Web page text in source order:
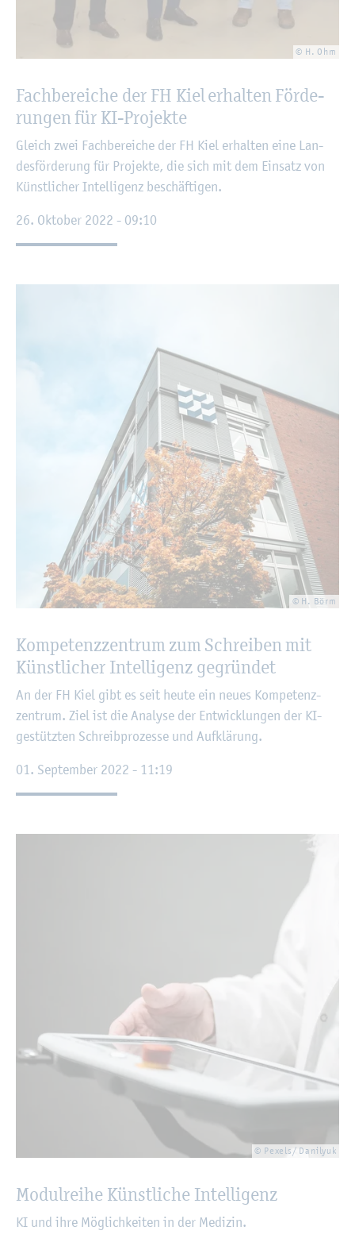
© H. Ohm
Fach­be­rei­che der FH Kiel er­hal­ten För­de­
run­gen für KI-Pro­jek­te
Gleich zwei Fach­be­rei­che der FH Kiel er­hal­ten eine Lan­
des­för­de­rung für Pro­jek­te, die sich mit dem Ein­satz von
Künst­li­cher In­tel­li­genz be­schäf­ti­gen.
26. Ok­to­ber 2022 - 09:10
© H. Börm
Kom­pe­tenz­zen­trum zum Schrei­ben mit
Künst­li­cher In­tel­li­genz ge­grün­det
An der FH Kiel gibt es seit heute ein neues Kom­pe­tenz­
zen­trum. Ziel ist die Ana­ly­se der Ent­wick­lun­gen der KI-
ge­stütz­ten Schreib­pro­zes­se und Auf­klä­rung.
01. Sep­tem­ber 2022 - 11:19
© Pe­xels/ Da­ni­lyuk
Mo­dul­rei­he Künst­li­che In­tel­li­genz
KI und ihre Mög­lich­kei­ten in der Me­di­zin.